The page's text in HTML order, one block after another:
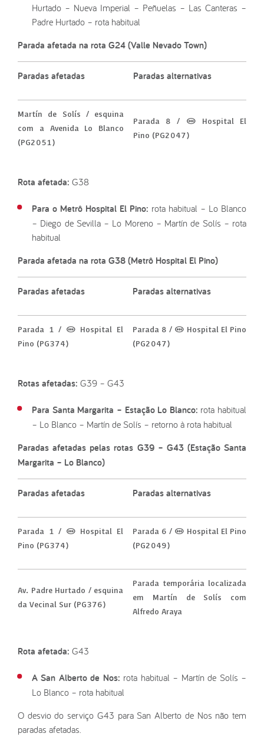
Hurtado – Nueva Imperial – Peñuelas – Las Canteras –
Padre Hurtado – rota habitual
Parada afetada na rota G24 (Valle Nevado Town)
Paradas afetadas Paradas alternativas
Martín de Solís / esquina
com a Avenida Lo Blanco
(PG2051)
Parada 8 / (M) Hospital El
Pino (PG2047)
Rota afetada: G38
Para o Metrô Hospital El Pino: rota habitual – Lo Blanco
– Diego de Sevilla – Lo Moreno – Martín de Solís – rota
habitual
Parada afetada na rota G38 (Metrô Hospital El Pino)
Paradas afetadas Paradas alternativas
Parada 1 / (M) Hospital El
Pino (PG374)
Parada 8 / (M) Hospital El Pino
(PG2047)
Rotas afetadas: G39 – G43
Para Santa Margarita – Estação Lo Blanco: rota habitual
– Lo Blanco – Martín de Solís – retorno à rota habitual
Paradas afetadas pelas rotas G39 – G43 (Estação Santa
Margarita – Lo Blanco)
Paradas afetadas Paradas alternativas
Parada 1 / (M) Hospital El
Pino (PG374)
Parada 6 / (M) Hospital El Pino
(PG2049)
Av. Padre Hurtado / esquina
da Vecinal Sur (PG376)
Parada temporária localizada
em Martín de Solís com
Alfredo Araya
Rota afetada: G43
A San Alberto de Nos: rota habitual – Martín de Solís –
Lo Blanco – rota habitual
O desvio do serviço G43 para San Alberto de Nos não tem
paradas afetadas.